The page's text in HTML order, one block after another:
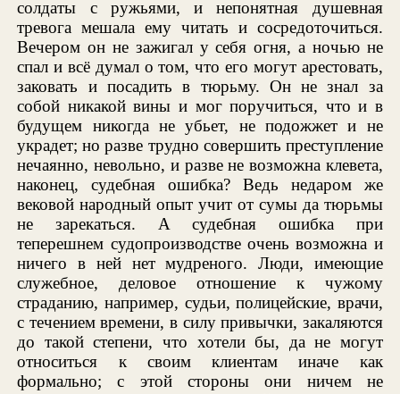
солдаты с ружьями, и непонятная душевная
тревога мешала ему читать и сосредоточиться.
Вечером он не зажигал у себя огня, а ночью не
спал и всё думал о том, что его могут арестовать,
заковать и посадить в тюрьму. Он не знал за
собой никакой вины и мог поручиться, что и в
будущем никогда не убьет, не подожжет и не
украдет; но разве трудно совершить преступление
нечаянно, невольно, и разве не возможна клевета,
наконец, судебная ошибка? Ведь недаром же
вековой народный опыт учит от сумы да тюрьмы
не зарекаться. А судебная ошибка при
теперешнем судопроизводстве очень возможна и
ничего в ней нет мудреного. Люди, имеющие
служебное, деловое отношение к чужому
страданию, например, судьи, полицейские, врачи,
с течением времени, в силу привычки, закаляются
до такой степени, что хотели бы, да не могут
относиться к своим клиентам иначе как
формально; с этой стороны они ничем не